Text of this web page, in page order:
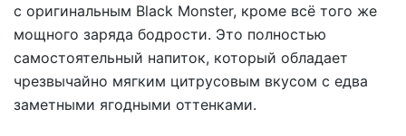
с оригинальным Black Monster, кроме всё того же
мощного заряда бодрости. Это полностью
самостоятельный напиток, который обладает
чрезвычайно мягким цитрусовым вкусом с едва
заметными ягодными оттенками.